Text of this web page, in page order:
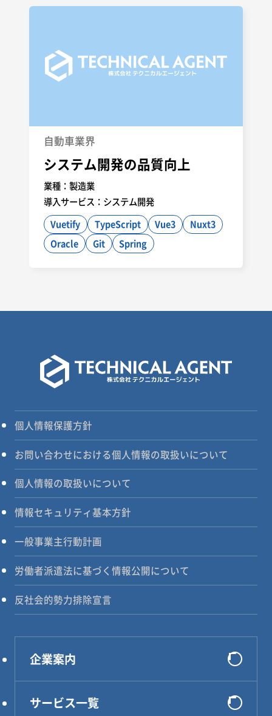
自動車業界
システム開発の品質向上
業種： 製造業
導入サービス： システム開発
Vuetify
TypeScript Vue3
Nuxt3
Oracle
Git Spring
個人情報保護方針
お問い合わせにおける個人情報の取扱いについて
個人情報の取扱いについて
情報セキュリティ基本方針
一般事業主行動計画
労働者派遣法に基づく情報公開について
反社会的勢力排除宣言
企業案内
会社概要
選ばれる理由
サービス一覧